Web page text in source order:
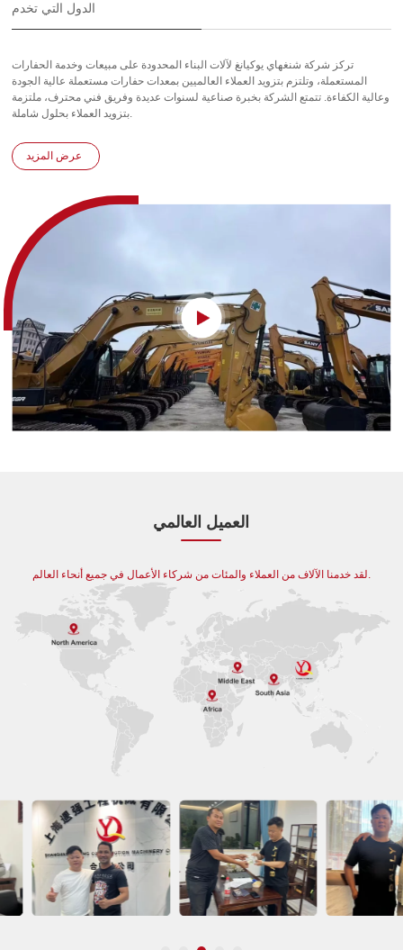
الدول التي تخدم
تركز شركة شنغهاي يوكيانغ لآلات البناء المحدودة على مبيعات وخدمة الحفارات
المستعملة، وتلتزم بتزويد العملاء العالميين بمعدات حفارات مستعملة عالية الجودة
وعالية الكفاءة. تتمتع الشركة بخبرة صناعية لسنوات عديدة وفريق فني محترف، ملتزمة
بتزويد العملاء بحلول شاملة.
عرض المزيد
العميل العالمي
لقد خدمنا الآلاف من العملاء والمئات من شركاء الأعمال في جميع أنحاء العالم.